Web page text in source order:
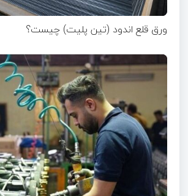
ورق قلع اندود (تین پلیت) چیست؟